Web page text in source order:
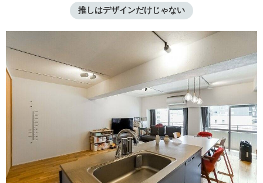
推しはデザインだけじゃない